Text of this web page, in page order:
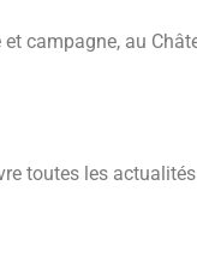
campagne, au
toutes les